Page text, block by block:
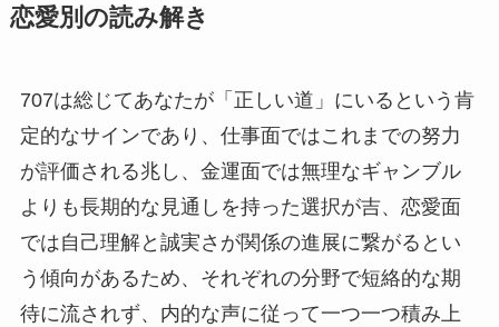
恋愛別の読み解き
707は総じてあなたが「正しい道」にいるという肯
定的なサインであり、仕事面ではこれまでの努力
が評価される兆し、金運面では無理なギャンブル
よりも長期的な見通しを持った選択が吉、恋愛面
では自己理解と誠実さが関係の進展に繋がるとい
う傾向があるため、それぞれの分野で短絡的な期
待に流されず、内的な声に従って一つ一つ積み上